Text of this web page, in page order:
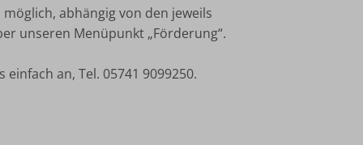
abhängig von den jeweils
unseren Menüpunkt „Förderung“.
an, Tel. 05741 9099250.